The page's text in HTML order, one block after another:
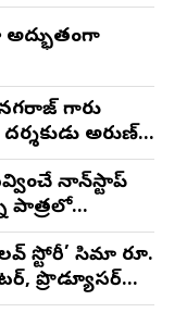
అద్భుతంగా
గారు
అరుణ్
నాన్‌స్టాప్
పాత్రలో
వరుణ్ తేజ్
స్టోరీ’ సినిమా రూ.
ప్రొడ్యూసర్